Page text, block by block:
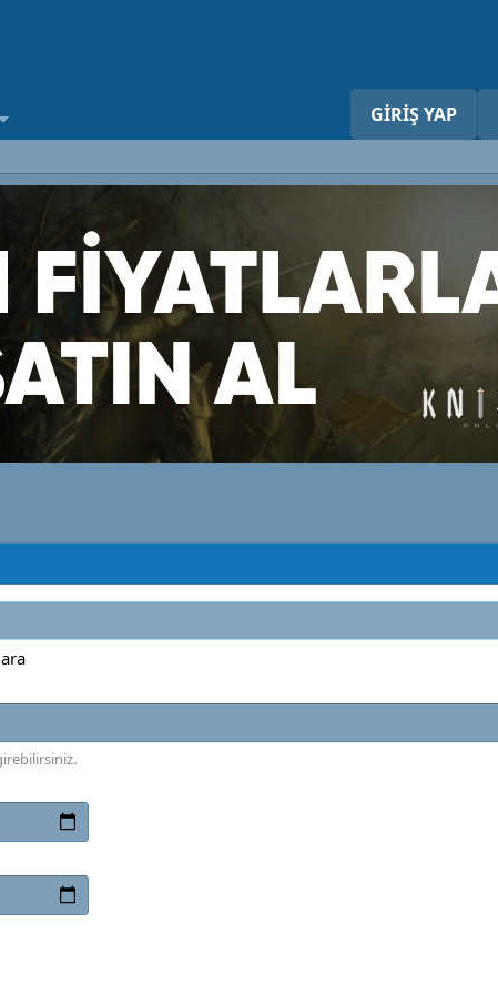
GIRIŞ YAP